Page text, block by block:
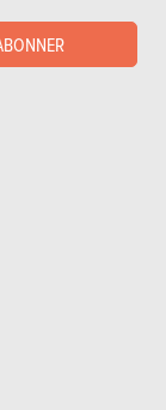
vu les
look est
C'est tout de
démarche...